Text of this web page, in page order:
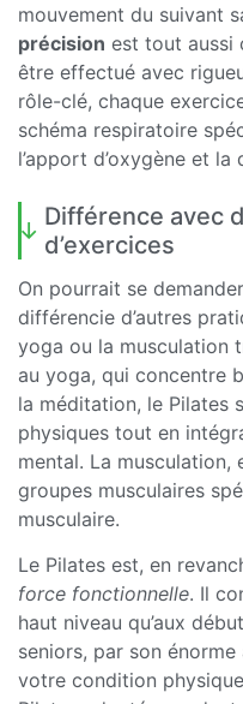
mouvement du suivant
précision est tout aussi
être effectué avec
rôle-clé, chaque
schéma respiratoire
l’apport d’oxygène et
Différence avec
d’exercices
On pourrait se
différencie d’autres
yoga ou la musculation
au yoga, qui concentre
la méditation, le Pilates
physiques tout en
mental. La musculation,
groupes musculaires
musculaire.
Le Pilates est, en
force fonctionnelle. Il
haut niveau qu’aux
seniors, par son
votre condition